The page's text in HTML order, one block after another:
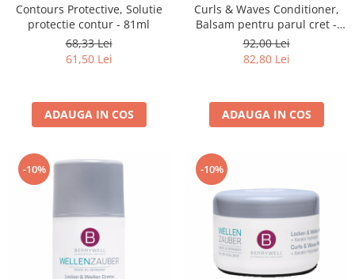
Contours Protective, Solutie
protectie contur - 81ml
68,33 Lei
61,50 Lei
ADAUGA IN COS
Curls & Waves Conditioner,
Balsam pentru parul cret -
251 ml
92,00 Lei
82,80 Lei
ADAUGA IN COS
-10% -10%